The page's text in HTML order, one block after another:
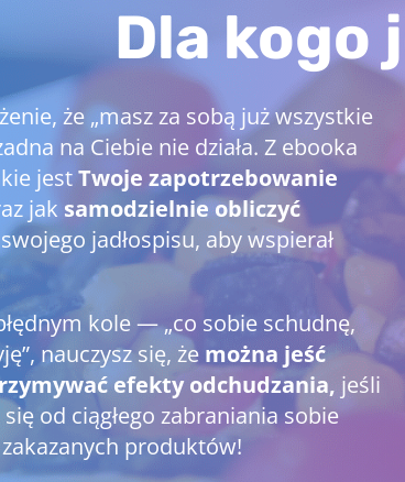
Dla kogo
że „masz za sobą już wszystkie
na Ciebie nie działa. Z ebooka
jestTwoje zapotrzebowanie
jak samodzielnie obliczyć
jadłospisu, aby wspierał
kole — „co sobie schudnę,
nauczysz się, że można jeść
efekty odchudzania, jeśli
od ciągłego zabraniania sobie
produktów!